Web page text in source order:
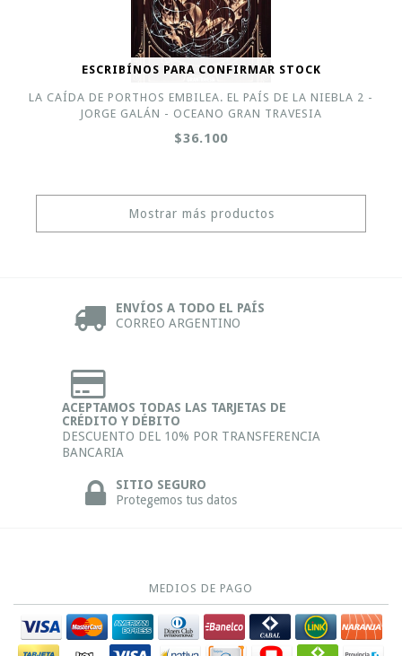
ESCRIBÍNOS PARA CONFIRMAR STOCK
LA CAÍDA DE PORTHOS EMBILEA. EL PAÍS DE LA NIEBLA 2 -
JORGE GALÁN - OCEANO GRAN TRAVESIA
$36.100
Mostrar más productos
ENVÍOS A TODO EL PAÍS
CORREO ARGENTINO
ACEPTAMOS TODAS LAS TARJETAS DE
CRÉDITO Y DÉBITO
DESCUENTO DEL 10% POR TRANSFERENCIA
BANCARIA
SITIO SEGURO
Protegemos tus datos
MEDIOS DE PAGO